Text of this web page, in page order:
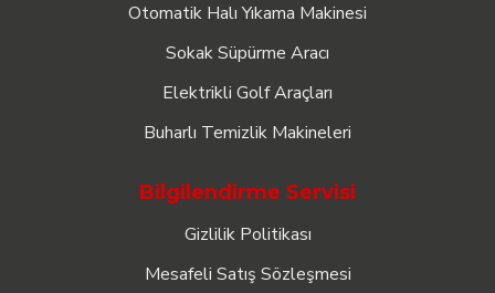
Otomatik Halı Yıkama Makinesi
Sokak Süpürme Aracı
Elektrikli Golf Araçları
Buharlı Temizlik Makineleri
Bilgilendirme Servisi
Gizlilik Politikası
Mesafeli Satış Sözleşmesi